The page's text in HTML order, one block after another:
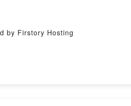
by Firstory Hosting